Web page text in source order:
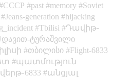
СССР past memory
Soviet
Jeans-generation
hijacking
Tbilisi
Դավիթ֊
დავით-ტურაშვილი
თბილისი
Flight-6833
պատմություն
անցյալ